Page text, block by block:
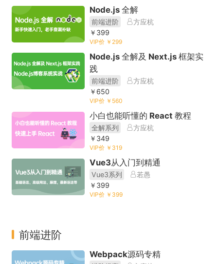
Node.js 全解
前端进阶
方应杭
￥399
VIP价 ￥299
Node.js 全解及 Next.js 框架实
践
前端进阶
方应杭
￥650
VIP价 ￥560
小白也能听懂的 React 教程
全解系列
方应杭
￥349
VIP价 ￥319
Vue3从入门到精通
Vue3系列
若愚
￥399
VIP价 ￥399
前端进阶
Webpack源码专精